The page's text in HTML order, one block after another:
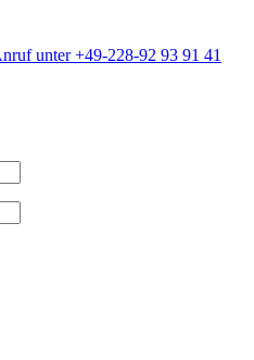
unter +49-228-92 93 91 41